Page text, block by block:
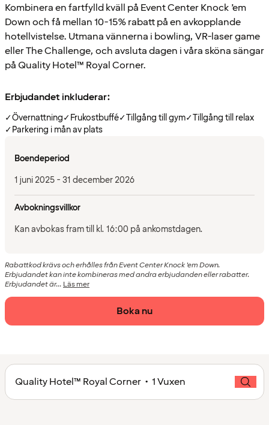
Kombinera en fartfylld kväll på Event Center Knock ’em
Down och få mellan 10-15% rabatt på en avkopplande
hotellvistelse. Utmana vännerna i bowling, VR-laser game
eller The Challenge, och avsluta dagen i våra sköna sängar
på Quality Hotel™ Royal Corner.
Erbjudandet inkluderar:
✓Övernattning✓Frukostbuffé✓Tillgång till gym✓Tillgång till relax
✓Parkering i mån av plats
Boendeperiod
1 juni 2025 - 31 december 2026
Avbokningsvillkor
Kan avbokas fram till kl. 16:00 på ankomstdagen.
Rabattkod krävs och erhålles från Event Center Knock 'em Down.
Erbjudandet kan inte kombineras med andra erbjudanden eller rabatter.
Erbjudandet är... Läs mer
Boka nu
Quality Hotel™ Royal Corner • 1 Vuxen